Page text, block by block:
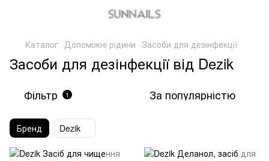
Каталог Допоміжні рідини Засоби для дезінфекції
Засоби для дезінфекції від Dezik
Фільтр 1 За популярністю
Бренд Dezik